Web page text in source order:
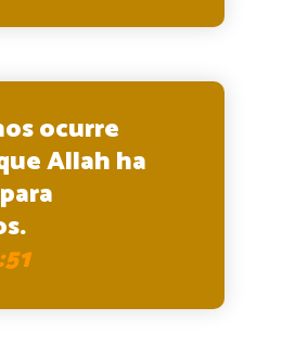
ocurre
Allah ha